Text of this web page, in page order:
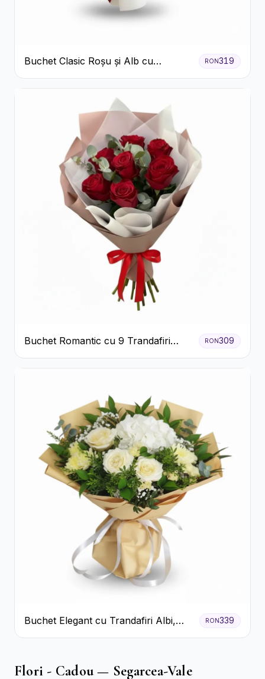
Buchet Clasic Roșu și Alb cu
Crizanteme
RON319
Buchet Romantic cu 9 Trandafiri
Roșii
RON309
Buchet Elegant cu Trandafiri Albi,
Hortensie și Crizanteme Crem
RON339
Flori - Cadou — Segarcea-Vale